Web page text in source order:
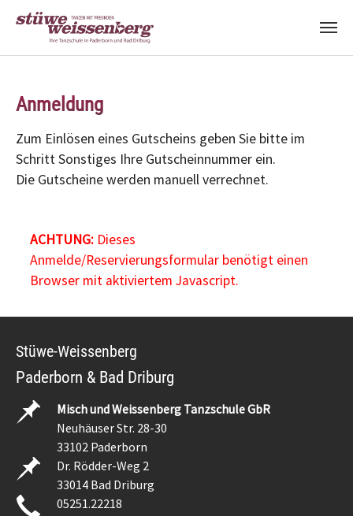
Anmeldung
Zum Einlösen eines Gutscheins geben Sie bitte im
Schritt Sonstiges Ihre Gutscheinnummer ein.
Die Gutscheine werden manuell verrechnet.
ACHTUNG:Dieses
Anmelde/Reservierungsformular benötigt einen
Browser mit aktiviertem Javascript.
Stüwe-Weissenberg
Paderborn & Bad Driburg
Misch und Weissenberg Tanzschule GbR
Neuhäuser Str. 28-30
33102 Paderborn
Dr. Rödder-Weg 2
33014 Bad Driburg
05251.22218